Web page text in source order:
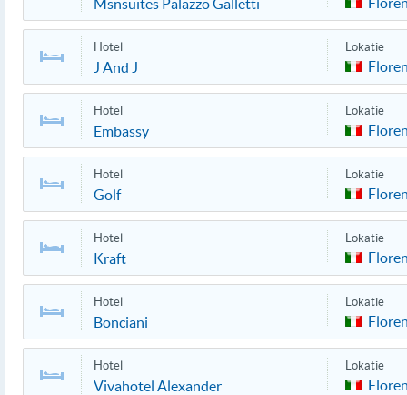
Msnsuites Palazzo Galletti
Hotel
J And J
Lokatie
Hotel
Embassy
Lokatie
Hotel
Golf
Lokatie
Hotel
Kraft
Lokatie
Hotel
Bonciani
Lokatie
Hotel
Vivahotel Alexander
Lokatie